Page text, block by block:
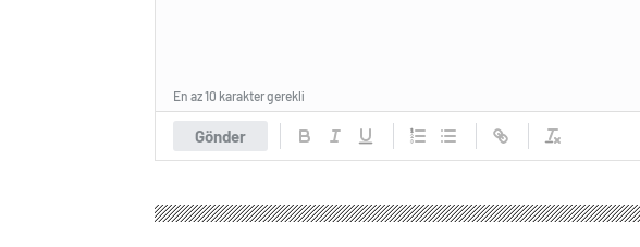
Gönder
En az 10 karakter gerekli